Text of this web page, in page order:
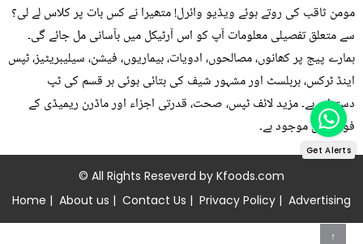
مومن ثاقب کی روتے ہوئے ویڈیو وائرل! متھیرا نے کس بات پر کلاس لے لی؟
سے متعلق تفصیلی معلومات آپ کو اس آرٹیکل میں بآسانی مل جائے گی۔
ہمارے پیج پر کھانوں، مصالحوں، ادویات، بیماریوں، فیشن، سیلیبریٹیز، ٹپس
اینڈ ٹرکس، ہربلسٹ اور مشہور شیف کی بتائی ہوئی ہر قسم کی ٹپ
دستیاب ہے۔ مزید لائف ٹپس، صحت، قدرتی اجزاء اور ماڈرن ریمیڈی کے
فوڈز میں موجود ہے۔
© All Rights Reseverd by Kfoods.com
Home | About us | Contact Us | Privacy Policy | Advertising
↑
Get Alerts